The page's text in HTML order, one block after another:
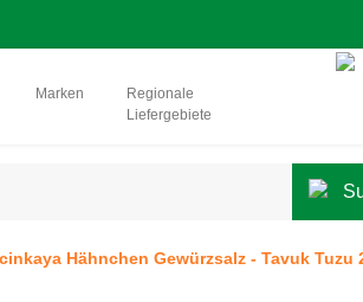
Marken
Regionale
Liefergebiete
Hähnchen Gewürzsalz - Tavuk Tuzu